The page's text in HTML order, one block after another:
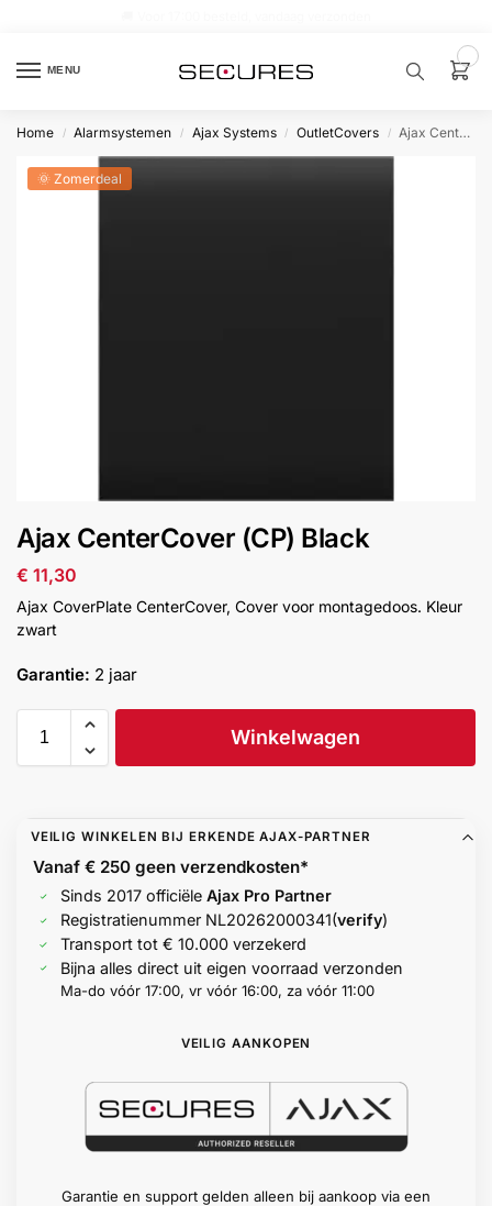
MENU
product…
installatie
Alarmsystemen
Camera's
Intercom
Branddetectie
Merken
Outlet SALE
Account
Home / Alarmsystemen / Ajax Systems / OutletCovers / Ajax CenterCover (CP) Black
🌞 Zomerdeal
Ajax CenterCover (CP) Black
€ 11,30
Ajax CoverPlate CenterCover, Cover voor montagedoos. Kleur
zwart
Garantie: 2 jaar
Winkelwagen
VEILIG WINKELEN BIJ ERKENDE AJAX-PARTNER
Vanaf € 250 geenverzendkosten*
Sinds 2017 officiële Ajax Pro Partner
Registratienummer NL20262000341(verify)
Transport tot € 10.000 verzekerd
Bijna alles direct uit eigen voorraad verzonden
Ma-do vóór 17:00, vr vóór 16:00, za vóór 11:00
VEILIG AANKOPEN
Garantie en support gelden alleen bij aankoop via een